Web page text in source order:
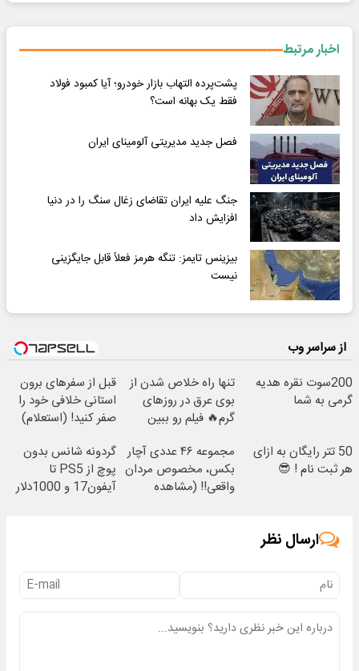
اخبار مرتبط
پشت‌پرده التهاب بازار خودرو؛ آیا کمبود فولاد
فقط یک بهانه است؟
فصل جدید مدیریتی آلومینای ایران
جنگ علیه ایران تقاضای زغال سنگ را در دنیا
افزایش داد
بیزینس تایمز: تنگه هرمز فعلاً قابل جایگزینی
نیست
از سراسر وب
200سوت نقره هدیه
گرمی به شما
تنها راه خلاص شدن از
بوی عرق در روزهای
گرم🔥 فیلم رو ببین
قبل از سفرهای برون
استانی خلافی خود را
صفر کنید! (استعلام)
50 تتر رایگان به ازای
هر ثبت نام ! 😎
مجموعه ۴۶ عددی آچار
بکس، مخصوص مردان
واقعی!! (مشاهده
گردونه شانس بدون
پوچ از PS5 تا
آیفون17 و 1000دلار
ارسال نظر